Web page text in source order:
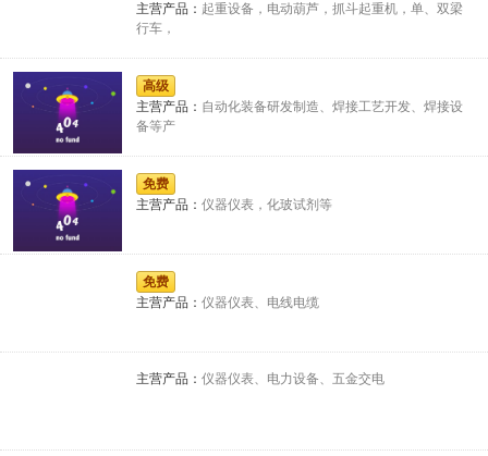
讯
国
际
主营产品： 起重设备，电动葫芦，抓斗起重机，单、双梁
行车，
高级
主营产品： 自动化装备研发制造、焊接工艺开发、焊接设
备等产
免费
主营产品： 仪器仪表，化玻试剂等
免费
主营产品： 仪器仪表、电线电缆
主营产品： 仪器仪表、电力设备、五金交电